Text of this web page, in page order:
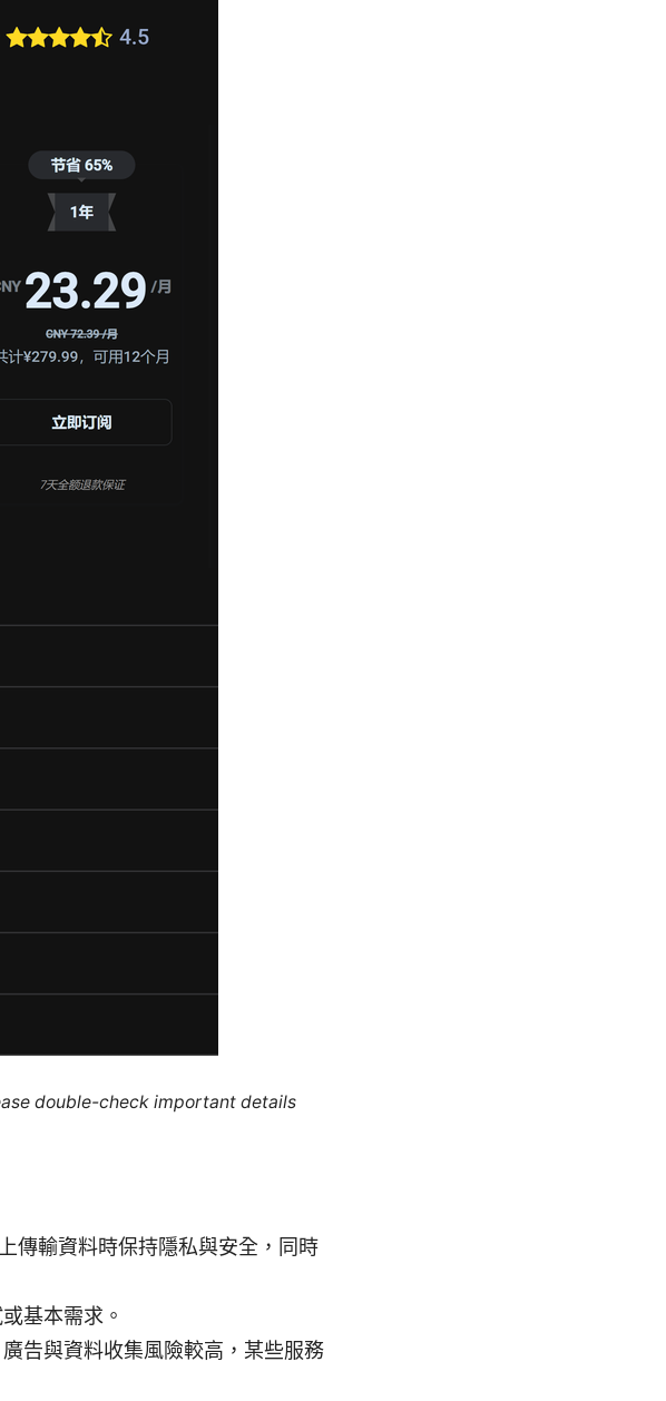
double-check important details
傳輸資料時保持隱私與安全，同時
基本需求。
告與資料收集風險較高，某些服務